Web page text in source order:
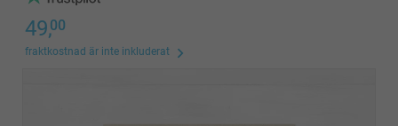
49,00
fraktkostnad är inte inkluderat